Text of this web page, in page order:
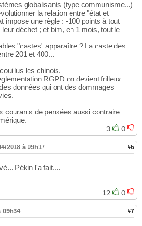
globalisants (type communisme...)
la relation entre "état et
impose une règle : -100 points à tout
déchet ; et bim, en 1 mois, tout le
"castes" apparaître ? La caste des
201 et 400...
les chinois.
RGPD on devient frilleux
données qui ont des dommages
courants de pensées aussi contraire
3
0
2018 à 09h17 #6
Pékin l'a fait....
12
0
09h34 #7